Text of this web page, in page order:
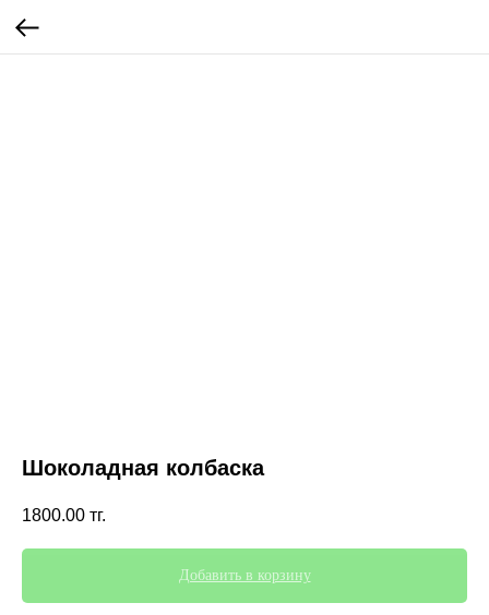
Шоколадная колбаска
1800.00 тг.
Добавить в корзину